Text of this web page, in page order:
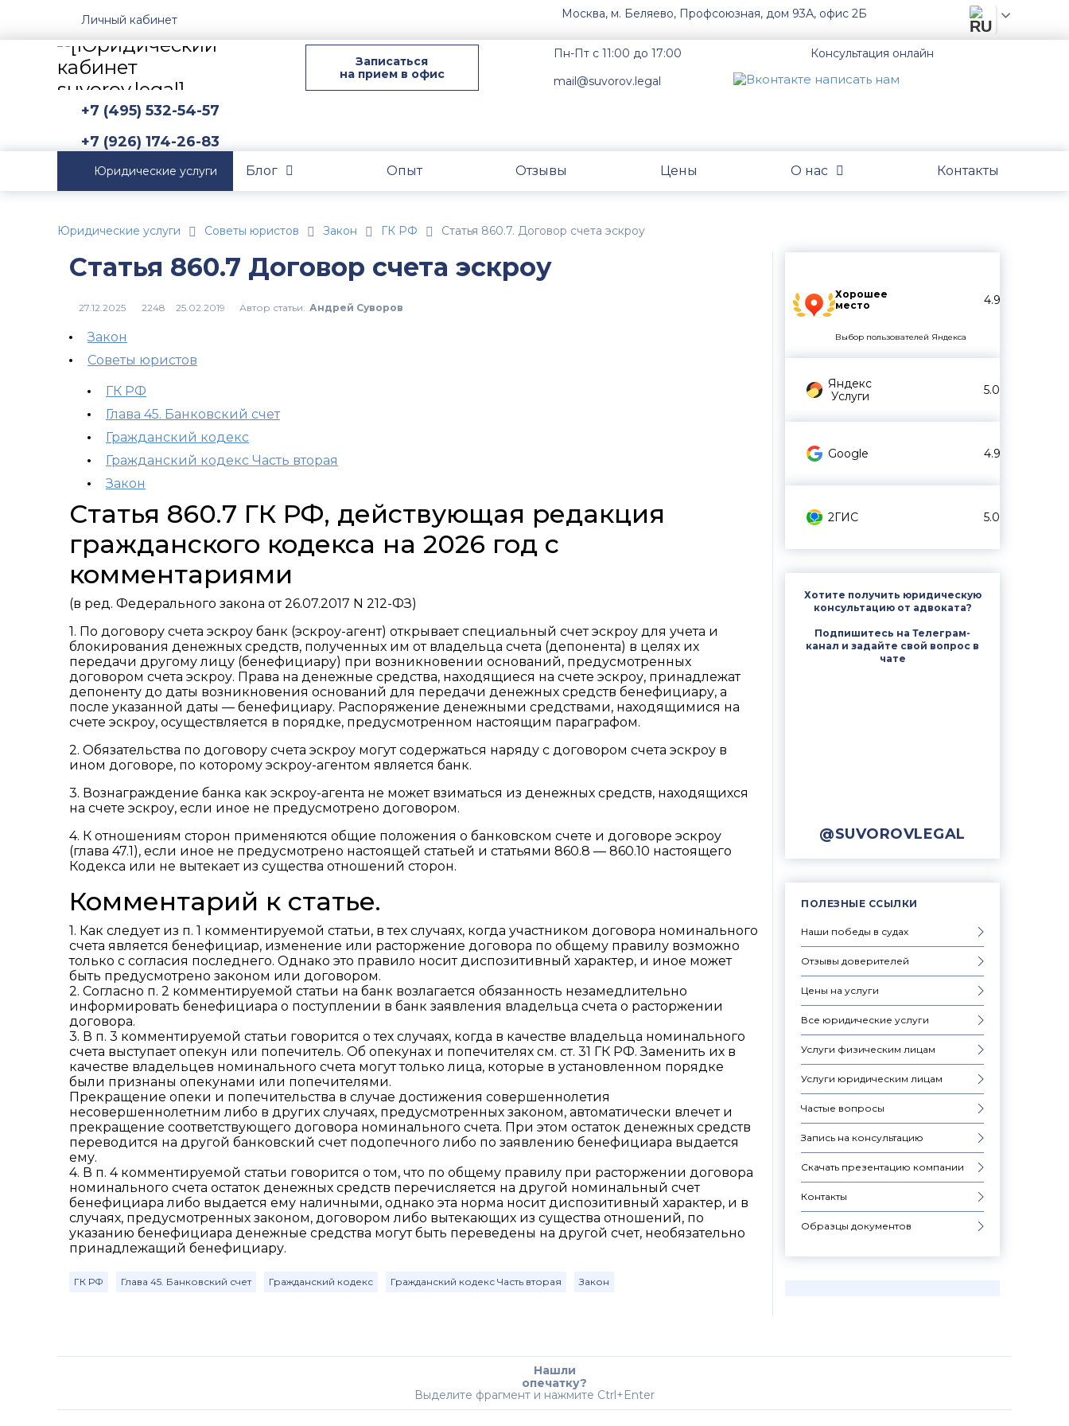
Личный кабинет Москва, м. Беляево, Профсоюзная, дом 93А, офис 2Б
Записаться
на прием в офис
Пн-Пт с 11:00 до 17:00
mail@suvorov.legal
Консультация онлайн
+7 (495) 532-54-57
+7 (926) 174-26-83
Юридические услуги Блог Опыт Отзывы Цены О нас Контакты
Юридические услуги Советы юристов Закон ГК РФ Статья 860.7. Договор счета эскроу
Хорошее
место
4.9
Выбор пользователей Яндекса
Яндекс
Услуги
5.0
Google 4.9
2ГИС 5.0
Хотите получить юридическую
консультацию от адвоката?
Подпишитесь на Телеграм-
канал и задайте свой вопрос в
чате
@SUVOROVLEGAL
ПОЛЕЗНЫЕ ССЫЛКИ
Наши победы в судах
Отзывы доверителей
Цены на услуги
Все юридические услуги
Услуги физическим лицам
Услуги юридическим лицам
Частые вопросы
Запись на консультацию
Скачать презентацию компании
Контакты
Образцы документов
Статья 860.7 Договор счета эскроу
2248 Автор статьи: Андрей Суворов
Закон
Советы юристов
ГК РФ
Глава 45. Банковский счет
Гражданский кодекс
Гражданский кодекс Часть вторая
Закон
Статья 860.7 ГК РФ, действующая редакция
гражданского кодекса на 2026 год с
комментариями
(в ред. Федерального закона от 26.07.2017 N 212-ФЗ)
1. По договору счета эскроу банк (эскроу-агент) открывает специальный счет эскроу для учета и
блокирования денежных средств, полученных им от владельца счета (депонента) в целях их
передачи другому лицу (бенефициару) при возникновении оснований, предусмотренных
договором счета эскроу. Права на денежные средства, находящиеся на счете эскроу, принадлежат
депоненту до даты возникновения оснований для передачи денежных средств бенефициару, а
после указанной даты — бенефициару. Распоряжение денежными средствами, находящимися на
счете эскроу, осуществляется в порядке, предусмотренном настоящим параграфом.
2. Обязательства по договору счета эскроу могут содержаться наряду с договором счета эскроу в
ином договоре, по которому эскроу-агентом является банк.
3. Вознаграждение банка как эскроу-агента не может взиматься из денежных средств, находящихся
на счете эскроу, если иное не предусмотрено договором.
4. К отношениям сторон применяются общие положения о банковском счете и договоре эскроу
(глава 47.1), если иное не предусмотрено настоящей статьей и статьями 860.8 — 860.10 настоящего
Кодекса или не вытекает из существа отношений сторон.
Комментарий к статье.
1. Как следует из п. 1 комментируемой статьи, в тех случаях, когда участником договора номинального
счета является бенефициар, изменение или расторжение договора по общему правилу возможно
только с согласия последнего. Однако это правило носит диспозитивный характер, и иное может
быть предусмотрено законом или договором.
2. Согласно п. 2 комментируемой статьи на банк возлагается обязанность незамедлительно
информировать бенефициара о поступлении в банк заявления владельца счета о расторжении
договора.
3. В п. 3 комментируемой статьи говорится о тех случаях, когда в качестве владельца номинального
счета выступает опекун или попечитель. Об опекунах и попечителях см. ст. 31 ГК РФ. Заменить их в
качестве владельцев номинального счета могут только лица, которые в установленном порядке
были признаны опекунами или попечителями.
Прекращение опеки и попечительства в случае достижения совершеннолетия
несовершеннолетним либо в других случаях, предусмотренных законом, автоматически влечет и
прекращение соответствующего договора номинального счета. При этом остаток денежных средств
переводится на другой банковский счет подопечного либо по заявлению бенефициара выдается
ему.
4. В п. 4 комментируемой статьи говорится о том, что по общему правилу при расторжении договора
номинального счета остаток денежных средств перечисляется на другой номинальный счет
бенефициара либо выдается ему наличными, однако эта норма носит диспозитивный характер, и в
случаях, предусмотренных законом, договором либо вытекающих из существа отношений, по
указанию бенефициара денежные средства могут быть переведены на другой счет, необязательно
принадлежащий бенефициару.
ГК РФ Глава 45. Банковский счет Гражданский кодекс Гражданский кодекс Часть вторая Закон
Нашли
опечатку?
Выделите фрагмент и нажмите Ctrl+Enter